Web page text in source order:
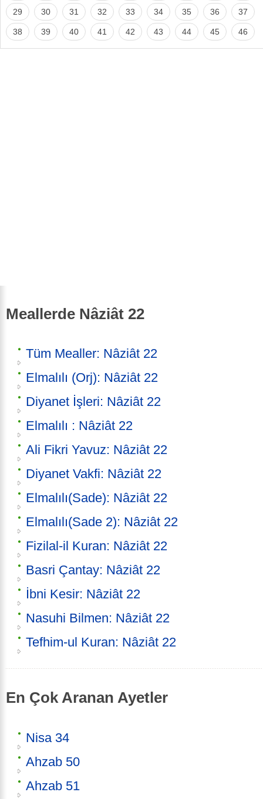
29 30 31 32 33 34 35 36 37
38 39 40 41 42 43 44 45 46
Meallerde Nâziât 22
Tüm Mealler: Nâziât 22
Elmalılı (Orj): Nâziât 22
Diyanet İşleri: Nâziât 22
Elmalılı : Nâziât 22
Ali Fikri Yavuz: Nâziât 22
Diyanet Vakfi: Nâziât 22
Elmalılı(Sade): Nâziât 22
Elmalılı(Sade 2): Nâziât 22
Fizilal-il Kuran: Nâziât 22
Basri Çantay: Nâziât 22
İbni Kesir: Nâziât 22
Nasuhi Bilmen: Nâziât 22
Tefhim-ul Kuran: Nâziât 22
En Çok Aranan Ayetler
Nisa 34
Ahzab 50
Ahzab 51